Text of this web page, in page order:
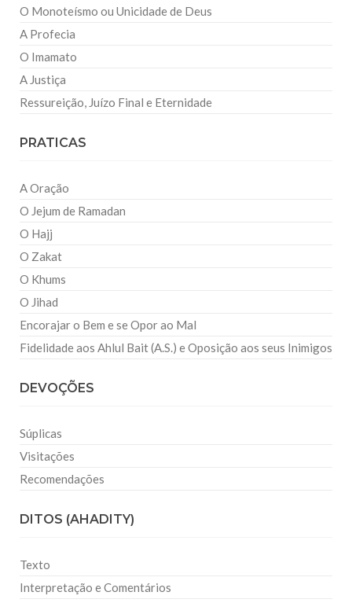
O Monoteísmo ou Unicidade de Deus
A Profecia
O Imamato
A Justiça
Ressureição, Juízo Final e Eternidade
PRATICAS
A Oração
O Jejum de Ramadan
O Hajj
O Zakat
O Khums
O Jihad
Encorajar o Bem e se Opor ao Mal
Fidelidade aos Ahlul Bait (A.S.) e Oposição aos seus Inimigos
DEVOÇÕES
Súplicas
Visitações
Recomendações
DITOS (AHADITY)
Texto
Interpretação e Comentários